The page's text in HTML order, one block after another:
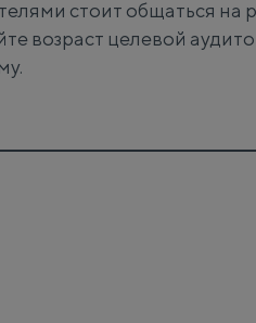
стоит общаться на
возраст целевой